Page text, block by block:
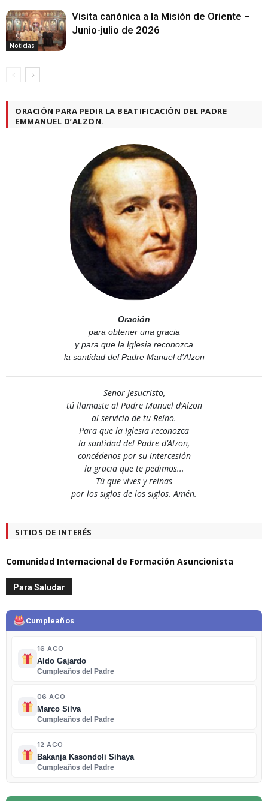
Noticias
Visita canónica a la Misión de Oriente –
Junio-julio de 2026
ORACIÓN PARA PEDIR LA BEATIFICACIÓN DEL PADRE
EMMANUEL D’ALZON.
Oración
para obtener una gracia
y para que la Iglesia reconozca
la santidad del Padre Manuel d’Alzon
Senor Jesucristo,
tú llamaste al Padre Manuel d’Alzon
al servicio de tu Reino.
Para que la Iglesia reconozca
la santidad del Padre d’Alzon,
concédenos por su intercesión
la gracia que te pedimos...
Tú que vives y reinas
por los siglos de los siglos. Amén.
SITIOS DE INTERÉS
Comunidad Internacional de Formación Asuncionista
Para Saludar
Cumpleaños
16 AGO
Aldo Gajardo
Cumpleaños del Padre
06 AGO
Marco Silva
Cumpleaños del Padre
12 AGO
Bakanja Kasondoli Sihaya
Cumpleaños del Padre